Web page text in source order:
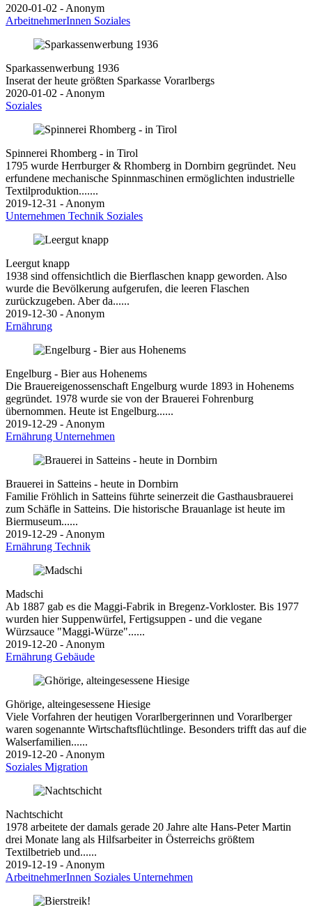
2020-01-02 - Anonym
ArbeitnehmerInnen Soziales
Sparkassenwerbung 1936
Inserat der heute größten Sparkasse Vorarlbergs
2020-01-02 - Anonym
Soziales
Spinnerei Rhomberg - in Tirol
1795 wurde Herrburger & Rhomberg in Dornbirn gegründet. Neu
erfundene mechanische Spinnmaschinen ermöglichten industrielle
Textilproduktion.......
2019-12-31 - Anonym
Unternehmen Technik Soziales
Leergut knapp
1938 sind offensichtlich die Bierflaschen knapp geworden. Also
wurde die Bevölkerung aufgerufen, die leeren Flaschen
zurückzugeben. Aber da......
2019-12-30 - Anonym
Ernährung
Engelburg - Bier aus Hohenems
Die Brauereigenossenschaft Engelburg wurde 1893 in Hohenems
gegründet. 1978 wurde sie von der Brauerei Fohrenburg
übernommen. Heute ist Engelburg......
2019-12-29 - Anonym
Ernährung Unternehmen
Brauerei in Satteins - heute in Dornbirn
Familie Fröhlich in Satteins führte seinerzeit die Gasthausbrauerei
zum Schäfle in Satteins. Die historische Brauanlage ist heute im
Biermuseum......
2019-12-29 - Anonym
Ernährung Technik
Madschi
Ab 1887 gab es die Maggi-Fabrik in Bregenz-Vorkloster. Bis 1977
wurden hier Suppenwürfel, Fertigsuppen - und die vegane
Würzsauce "Maggi-Würze"......
2019-12-20 - Anonym
Ernährung Gebäude
Ghörige, alteingesessene Hiesige
Viele Vorfahren der heutigen Vorarlbergerinnen und Vorarlberger
waren sogenannte Wirtschaftsflüchtlinge. Besonders trifft das auf die
Walserfamilien......
2019-12-20 - Anonym
Soziales Migration
Nachtschicht
1978 arbeitete der damals gerade 20 Jahre alte Hans-Peter Martin
drei Monate lang als Hilfsarbeiter in Österreichs größtem
Textilbetrieb und......
2019-12-19 - Anonym
ArbeitnehmerInnen Soziales Unternehmen